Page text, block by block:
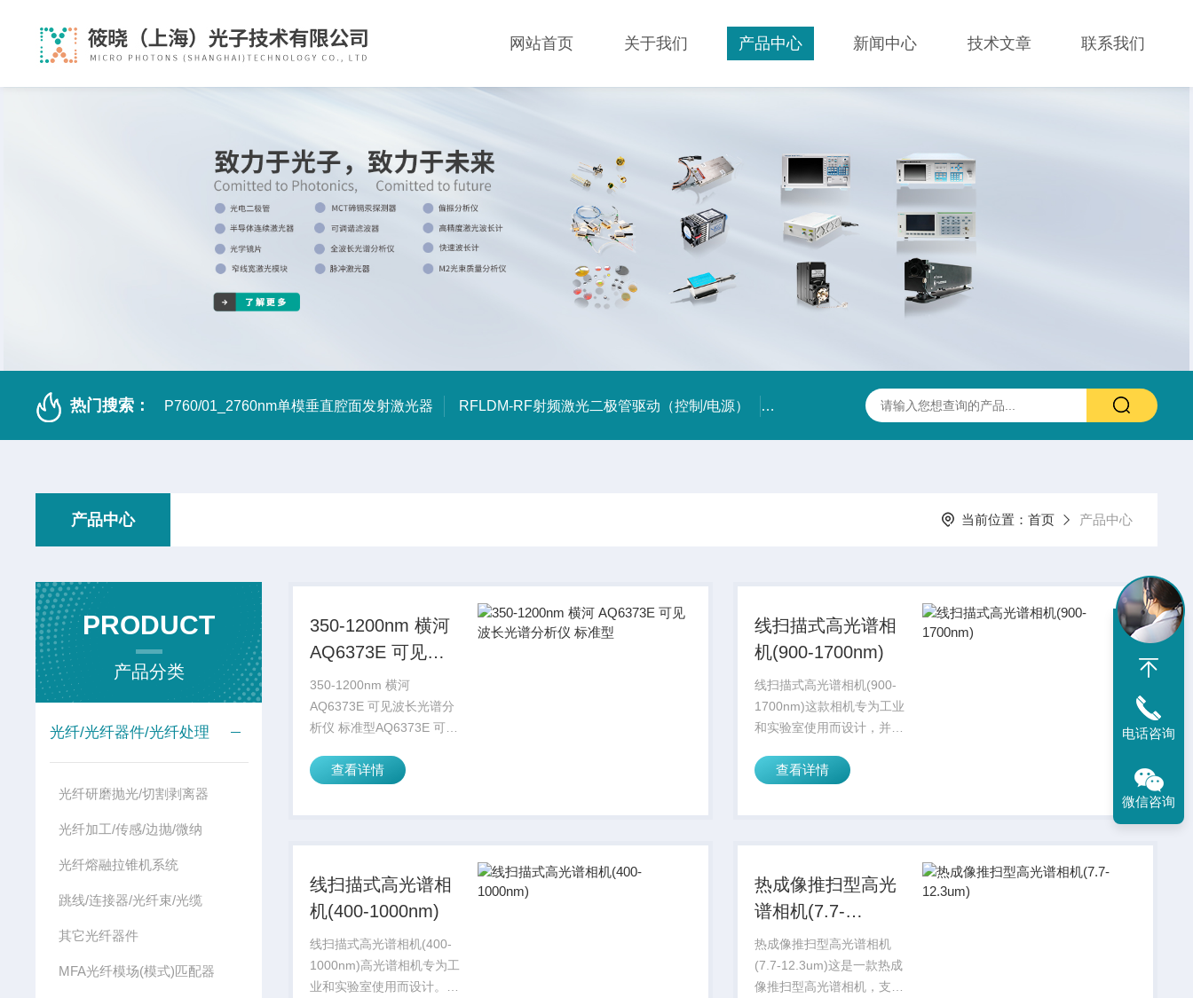
网站首页 关于我们 产品中心 新闻中心 技术文章 联系我们
热门搜索： P760/01_2760nm单模垂直腔面发射激光器 RFLDM-RF射频激光二极管驱动（控制/电源） IR抛光硫化锌(ZnS)多光谱(透明)窗片 0.37-13.5um 25.4X3.0mm（
产品中心 当前位置： 首页 产品中心
PRODUCT
产品分类
光纤/光纤器件/光纤处理
光纤研磨抛光/切割剥离器
光纤加工/传感/边抛/微纳
光纤熔融拉锥机系统
跳线/连接器/光纤束/光缆
其它光纤器件
MFA光纤模场(模式)匹配器
350-1200nm 横河
AQ6373E 可见波
长光谱分析仪 标准
型
350-1200nm 横河
AQ6373E 可见波长光谱分
析仪 标准型AQ6373E 可见
至 1200 nm 的短波长进行
范围极为广泛。
查看详情
线扫描式高光谱相
机(900-1700nm)
线扫描式高光谱相机(900-
1700nm)这款相机专为工业
和实验室使用而设计，并采
收集近红外 NIR 区域（900
据。
查看详情
线扫描式高光谱相
机(400-1000nm)
线扫描式高光谱相机(400-
1000nm)高光谱相机专为工
业和实验室使用而设计。高
热成像推扫型高光
谱相机(7.7-
12.3um)
热成像推扫型高光谱相机
(7.7-12.3um)这是一款热成
像推扫型高光谱相机，支持
电话咨询
微信咨询